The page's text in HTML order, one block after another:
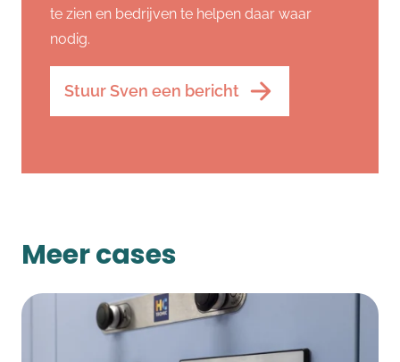
te zien en bedrijven te helpen daar waar
nodig.
Stuur Sven een bericht
Meer cases